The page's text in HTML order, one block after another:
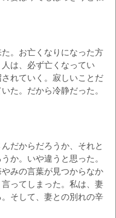
。お亡くなりになった方
は、必ず亡くなってい
れていく。寂しいことだ
た。だから冷静だった。
だからだろうか、それと
か。いや違うと思った。
みの言葉が見つからなか
ってしまった。私は、妻
そして、妻との別れの辛